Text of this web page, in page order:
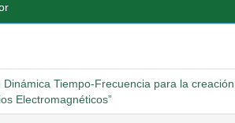
Dinámica Tiempo-Frecuencia para la
Electromagnéticos”